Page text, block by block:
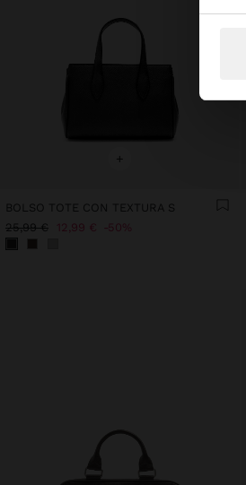
+
BOLSO TOTE CON TEXTURA S
25,99 € 12,99 € 50%